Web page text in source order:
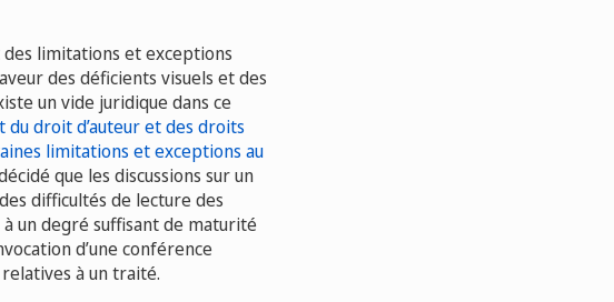
limitations et exceptions
des déficients visuels et des
un vide juridique dans ce
droit d’auteur et des droits
limitations et exceptions au
que les discussions sur un
difficultés de lecture des
un degré suffisant de maturité
d’une conférence
à un traité.